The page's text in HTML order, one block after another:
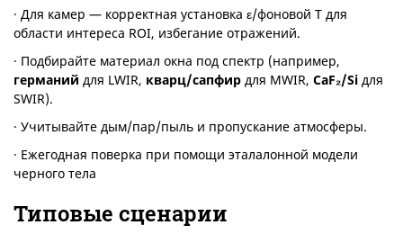
· Для камер — корректная установка ε/фоновой T для
области интереса ROI, избегание отражений.
· Подбирайте материал окна под спектр (например,
германий для LWIR, кварц/сапфир для MWIR, CaF₂/Si для
SWIR).
· Учитывайте дым/пар/пыль и пропускание атмосферы.
· Ежегодная поверка при помощи эталалонной модели
черного тела
Типовые сценарии